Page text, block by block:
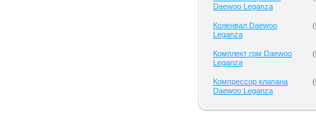
Daewoo Leganza
Коленвал Daewoo
Leganza
(
Комплект грм Daewoo
Leganza
(
Компрессор клапана
Daewoo Leganza
(